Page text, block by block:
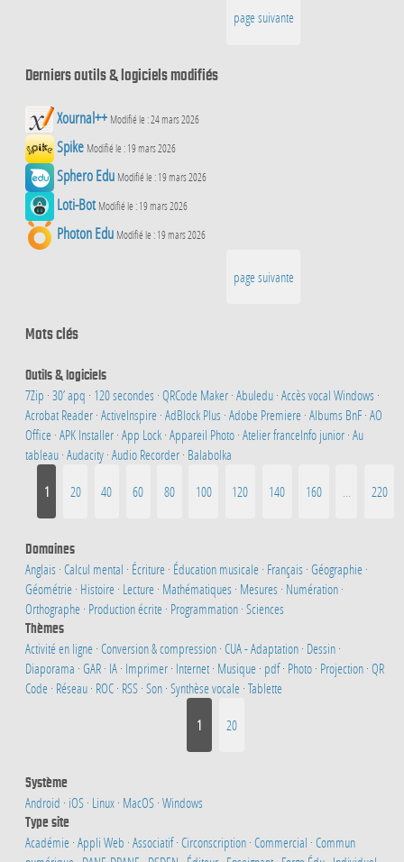
page suivante
Derniers outils & logiciels modifiés
Xournal++ Modifié le : 24 mars 2026
Spike Modifié le : 19 mars 2026
Sphero Edu Modifié le : 19 mars 2026
Loti-Bot Modifié le : 19 mars 2026
Photon Edu Modifié le : 19 mars 2026
page suivante
Mots clés
Outils & logiciels
7Zip · 30’ apq · 120 secondes · QRCode Maker · Abuledu · Accès vocal Windows ·
Acrobat Reader · ActiveInspire · AdBlock Plus · Adobe Premiere · Albums BnF · AO
Office · APK Installer · App Lock · Appareil Photo · Atelier franceInfo junior · Au
tableau · Audacity · Audio Recorder · Balabolka
1 20 40 60 80 100 120 140 160 220
Domaines
Anglais · Calcul mental · Écriture · Éducation musicale · Français · Géographie ·
Géométrie · Histoire · Lecture · Mathématiques · Mesures · Numération ·
Orthographe · Production écrite · Programmation · Sciences
Thèmes
Activité en ligne · Conversion & compression · CUA - Adaptation · Dessin ·
Diaporama · GAR · IA · Imprimer · Internet · Musique · pdf· Photo · Projection · QR
Code · Réseau · ROC · RSS · Son · Synthèse vocale · Tablette
1 20
Système
Android · iOS · Linux · MacOS · Windows
Type site
Académie · Appli Web · Associatif· Circonscription · Commercial · Commun